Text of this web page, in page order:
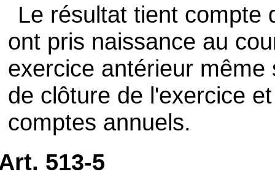
Le résultat tient compte
ont pris naissance au
exercice antérieur
de clôture de l'exercice
comptes annuels.
513-5